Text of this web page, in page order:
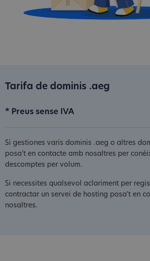
Tarifa de dominis .aeg
* Preus sense IVA
Si gestiones varis dominis .aeg o altres
posa't en contacte amb nosaltres per
descomptes per volum.
Si necessites qualsevol aclariment per
contractar un servei de hosting posa't en
nosaltres.